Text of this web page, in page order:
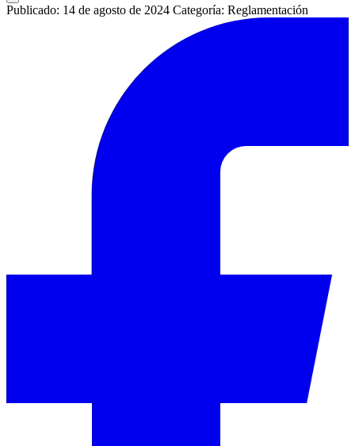
Publicado: 14 de agosto de 2024 Categoría: Reglamentación